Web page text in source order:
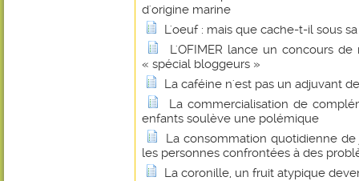
d'origine marine
L'oeuf : mais que cache-t-il sous
L'OFIMER lance un concours
« spécial bloggeurs »
La caféine n'est pas un adjuvant
La commercialisation de
enfants soulève une polémique
La consommation quotidienne
les personnes confrontées à des
La coronille, un fruit atypique